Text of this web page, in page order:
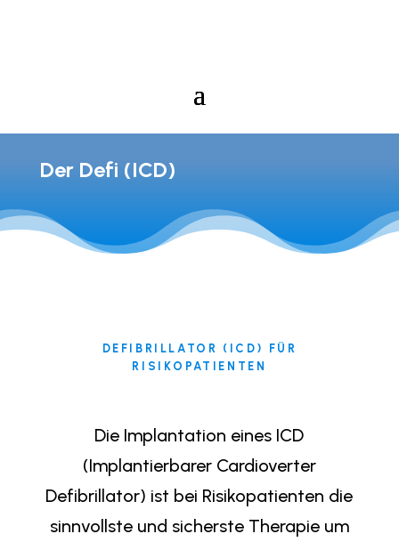
Der Defi (ICD)
DEFIBRILLATOR (ICD) FÜR
RISIKOPATIENTEN
Die Implantation eines ICD
(Implantierbarer Cardioverter
Defibrillator) ist bei Risikopatienten die
sinnvollste und sicherste Therapie um